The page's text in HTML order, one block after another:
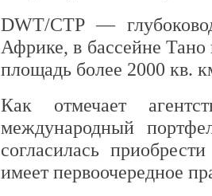
DWT/CTP —
Африке, в бассейне
площадь более 2000 кв.
Как отмечает
международный
согласилась
имеет первоочередное